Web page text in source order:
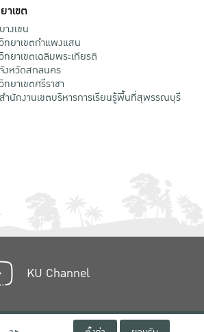
าเขต
บางเขน
วิทยาเขตกําแพงแสน
วิทยาเขตเฉลิมพระเกียรติ
จังหวัดสกลนคร
วิทยาเขตศรีราชา
สำนักงานเขตบริหารการเรียนรู้พื้นที่สุพรรณบุรี
KU Channel